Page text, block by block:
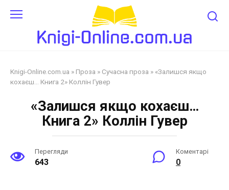
Knigi-Online.com.ua » Проза » Сучасна проза » «Залишся якщо
кохаєш… Книга 2» Коллін Гувер
«Залишся якщо кохаєш…
Книга 2» Коллін Гувер
Перегляди
643
Коментарі
0